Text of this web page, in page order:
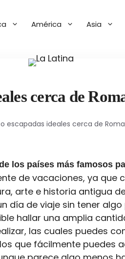
América Asia
cerca de
escapadas ideales cerca de Roma
los países más famosos
de vacaciones, ya que
arte e historia antigua
día de viaje sin tener
hallar una amplia
las cuales puedes
que fácilmente puedes